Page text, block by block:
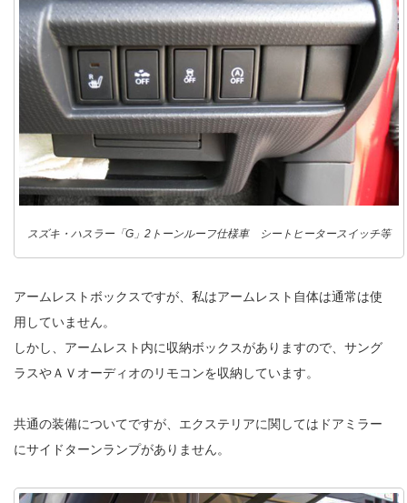
スズキ・ハスラー「G」2トーンルーフ仕様車 シートヒータースイッチ等
アームレストボックスですが、私はアームレスト自体は通常は使
用していません。
しかし、アームレスト内に収納ボックスがありますので、サング
ラスやＡＶオーディオのリモコンを収納しています。
共通の装備についてですが、エクステリアに関してはドアミラー
にサイドターンランプがありません。